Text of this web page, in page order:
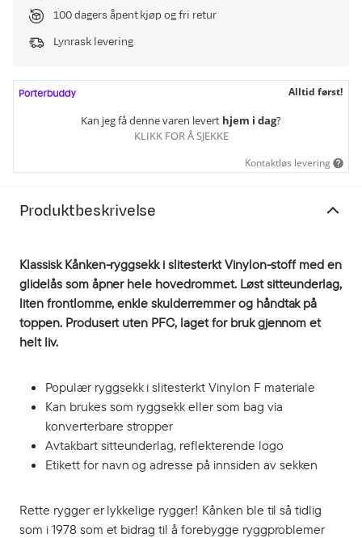
100 dagers åpent kjøp og fri retur
Lynrask levering
Alltid først!
Kan jeg få denne varen levert hjem i dag?
KLIKK FOR Å SJEKKE
Kontaktløs levering
Produktbeskrivelse
Klassisk Kånken-ryggsekk i slitesterkt Vinylon-stoff med en
glidelås som åpner hele hovedrommet. Løst sitteunderlag,
liten frontlomme, enkle skulderremmer og håndtak på
toppen. Produsert uten PFC, laget for bruk gjennom et
helt liv.
Populær ryggsekk i slitesterkt Vinylon F materiale
Kan brukes som ryggsekk eller som bag via
konverterbare stropper
Avtakbart sitteunderlag, reflekterende logo
Etikett for navn og adresse på innsiden av sekken
Rette rygger er lykkelige rygger! Kånken ble til så tidlig
som i 1978 som et bidrag til å forebygge ryggproblemer